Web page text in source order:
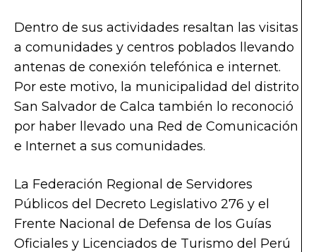
Dentro de sus actividades resaltan las visitas
a comunidades y centros poblados llevando
antenas de conexión telefónica e internet.
Por este motivo, la municipalidad del distrito
San Salvador de Calca también lo reconoció
por haber llevado una Red de Comunicación
e Internet a sus comunidades.
La Federación Regional de Servidores
Públicos del Decreto Legislativo 276 y el
Frente Nacional de Defensa de los Guías
Oficiales y Licenciados de Turismo del Perú